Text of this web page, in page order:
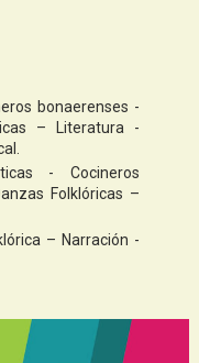
bonaerenses -
– Literatura -
- Cocineros
Folklóricas –
– Narración -